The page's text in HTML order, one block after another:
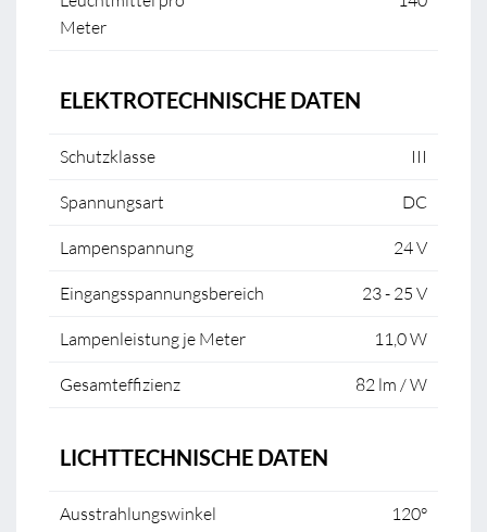
Meter
ELEKTROTECHNISCHE DATEN
Schutzklasse III
Spannungsart DC
Lampenspannung 24 V
Eingangsspannungsbereich 23 - 25 V
Lampenleistung je Meter 11,0 W
Gesamteffizienz 82 lm / W
LICHTTECHNISCHE DATEN
Ausstrahlungswinkel 120°